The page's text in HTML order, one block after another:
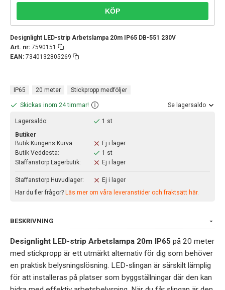
Designlight LED-strip Arbetslampa 20m IP65 DB-551 230V
Art. nr: 7590151
EAN: 7340132805269
IP65 20 meter Stickpropp medföljer
Skickas inom 24 timmar! Se lagersaldo
Lagersaldo:
1 st
Butiker
Butik Kungens Kurva:
Ej i lager
Butik Veddesta:
1 st
Staffanstorp Lagerbutik:
Ej i lager
Staffanstorp Huvudlager:
Ej i lager
Har du fler frågor? Läs mer om våra leveranstider och fraktsätt här.
BESKRIVNING
Designlight LED-strip Arbetslampa 20m IP65 på 20 meter
med stickpropp är ett utmärkt alternativ för dig som behöver
en praktisk belysningslösning. LED-slingan är särskilt lämplig
för att installeras på platser som byggställningar där den kan